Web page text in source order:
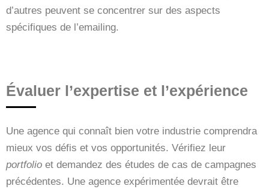
d’autres peuvent se concentrer sur des aspects
spécifiques de l’emailing.
Évaluer l’expertise et l’expérience
Une agence qui connaît bien votre industrie comprendra
mieux vos défis et vos opportunités. Vérifiez leur
portfolio et demandez des études de cas de campagnes
précédentes. Une agence expérimentée devrait être